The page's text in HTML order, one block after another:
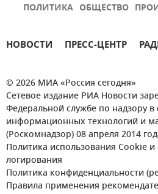
ПОЛИТИКА ОБЩЕСТВО
НОВОСТИ ПРЕСС-ЦЕНТР
© 2026 МИА «Россия сегодня»
Сетевое издание РИА Новости
Федеральной службе по надзору в
информационных технологий и
(Роскомнадзор) 08 апреля 2014
Политика использования Cookie и
логирования
Политика конфиденциальности
Правила применения